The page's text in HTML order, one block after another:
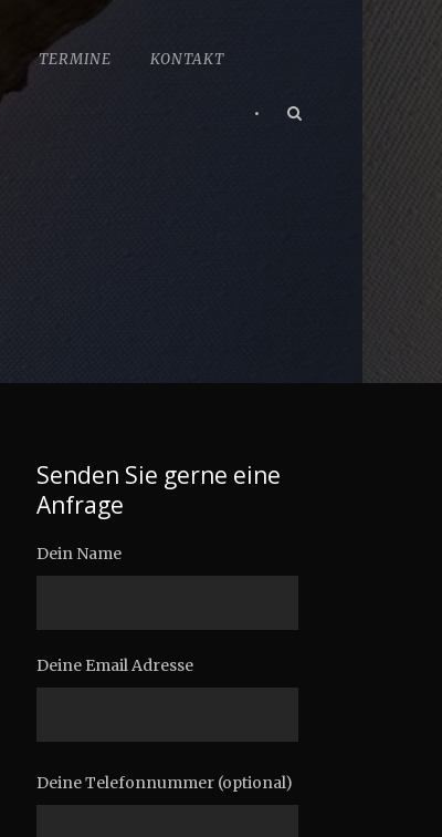
TERMINE KONTAKT
•
Senden Sie gerne eine
Anfrage
Dein Name
Deine Email Adresse
Deine Telefonnummer (optional)